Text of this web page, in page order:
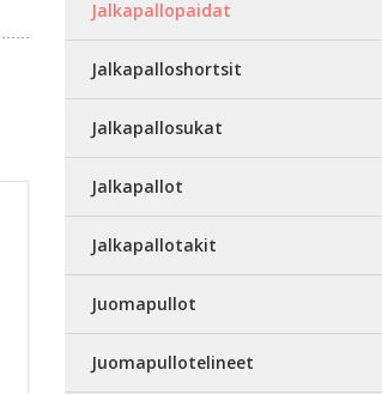
Jalkapallopaidat
Jalkapalloshortsit
Jalkapallosukat
Jalkapallot
Jalkapallotakit
Juomapullot
Juomapullotelineet